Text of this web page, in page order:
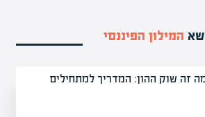
המילון הפיננסי
זה שוק ההון: המדריך למתחילים